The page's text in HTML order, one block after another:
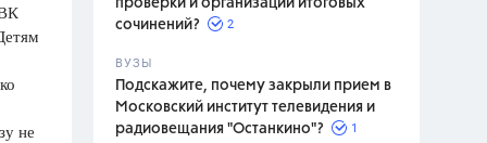
проверки и организации итоговых
сочинений?
2
ВУЗЫ
Подскажите, почему закрыли прием в
Московский институт телевидения и
радиовещания "Останкино"?
1
не